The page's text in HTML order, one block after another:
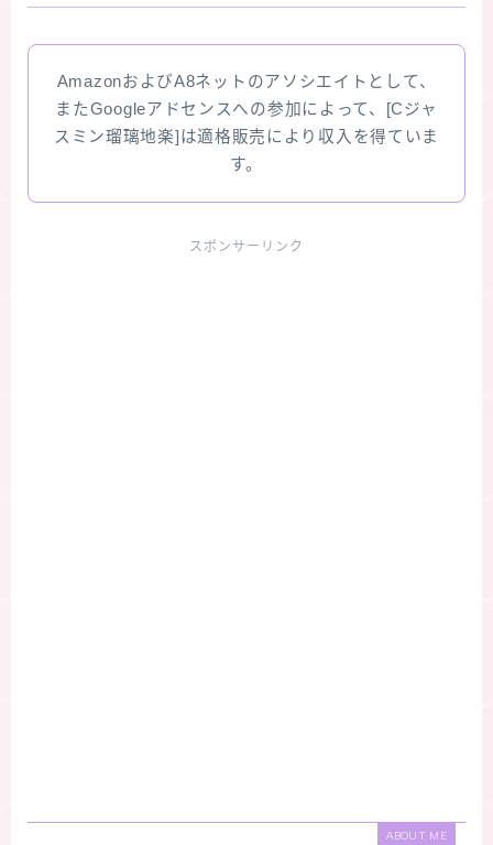
AmazonおよびA8ネットのアソシエイトとして、
またGoogleアドセンスへの参加によって、[Cジャ
スミン瑠璃地楽]は適格販売により収入を得ていま
す。
スポンサーリンク
ABOUT ME